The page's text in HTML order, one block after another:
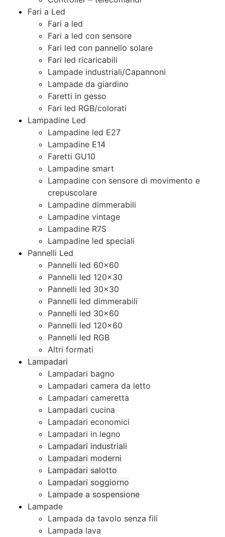
Fari a Led
Fari a led
Fari a led con sensore
Fari led con pannello solare
Fari led ricaricabili
Lampade industriali/Capannoni
Lampade da giardino
Faretti in gesso
Fari led RGB/colorati
Lampadine Led
Lampadine led E27
Lampadine E14
Faretti GU10
Lampadine smart
Lampadine con sensore di movimento e
crepuscolare
Lampadine dimmerabili
Lampadine vintage
Lampadine R7S
Lampadine led speciali
Pannelli Led
Pannelli led 60×60
Pannelli led 120×30
Pannelli led 30×30
Pannelli led dimmerabili
Pannelli led 30×60
Pannelli led 120×60
Pannelli led RGB
Altri formati
Lampadari
Lampadari bagno
Lampadari camera da letto
Lampadari cameretta
Lampadari cucina
Lampadari economici
Lampadari in legno
Lampadari industriali
Lampadari moderni
Lampadari salotto
Lampadari soggiorno
Lampade a sospensione
Lampade
Lampada da tavolo senza fili
Lampada lava